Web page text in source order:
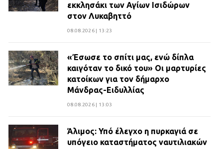
εκκλησάκι των Αγίων Ισιδώρων
στον Λυκαβηττό
08.08.2026 | 13:23
«Έσωσε το σπίτι μας, ενώ δίπλα
καιγόταν το δικό του» Οι μαρτυρίες
κατοίκων για τον δήμαρχο
Μάνδρας-Ειδυλλίας
08.08.2026 | 13:03
Άλιμος: Υπό έλεγχο η πυρκαγιά σε
υπόγειο καταστήματος ναυτιλιακών